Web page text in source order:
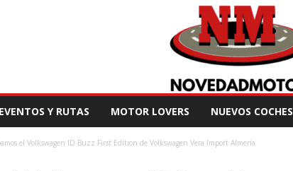
EVENTOS Y RUTAS MOTOR LOVERS NUEVOS COCHES
el Volkswagen ID Buzz First Edition de Volkswagen Vera Import Almería